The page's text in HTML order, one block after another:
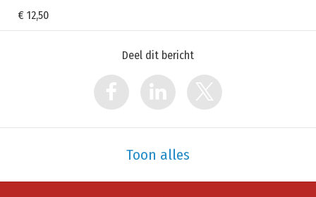
€ 12,50
Deel dit bericht
Toon alles